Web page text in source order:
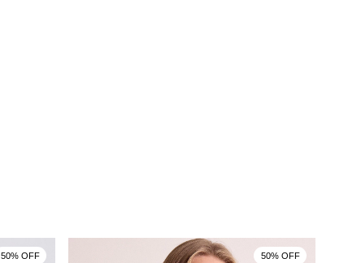
50% OFF 50% OFF